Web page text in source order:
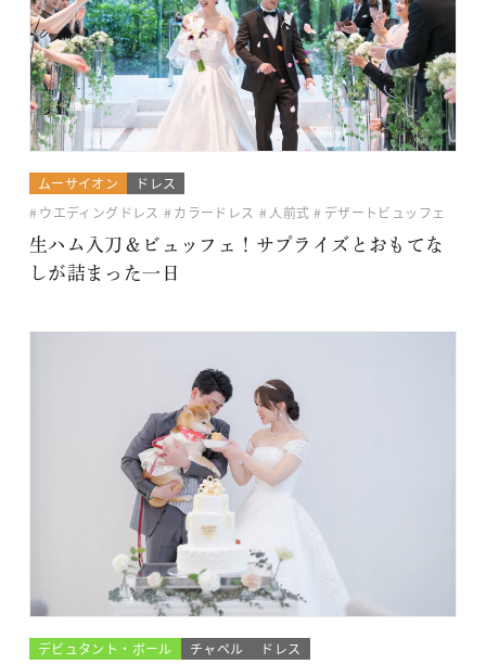
ムーサイオン
ドレス
ウエディングドレス
カラードレス 人前式
デザートビュッフェ
生ハム入刀＆ビュッフェ！サプライズとおもてな
しが詰まった一日
デビュタント・ボール チャペル ドレス